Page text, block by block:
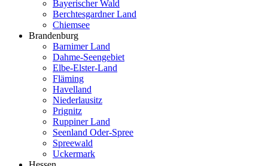
Bayerischer Wald
Berchtesgardner Land
Chiemsee
Brandenburg
Barnimer Land
Dahme-Seengebiet
Elbe-Elster-Land
Fläming
Havelland
Niederlausitz
Prignitz
Ruppiner Land
Seenland Oder-Spree
Spreewald
Uckermark